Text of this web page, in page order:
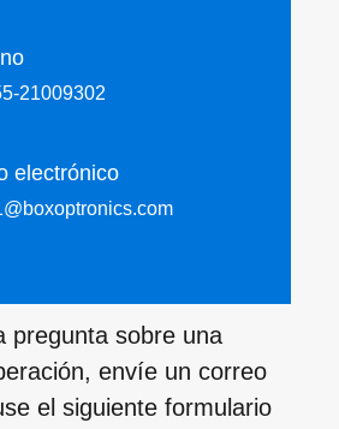
21009302
electrónico
pregunta sobre una
envíe un correo
el siguiente formulario